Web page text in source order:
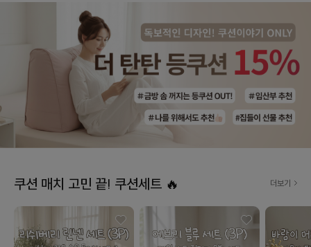
쿠션 매치 고민 끝! 쿠션세트 🔥 더보기